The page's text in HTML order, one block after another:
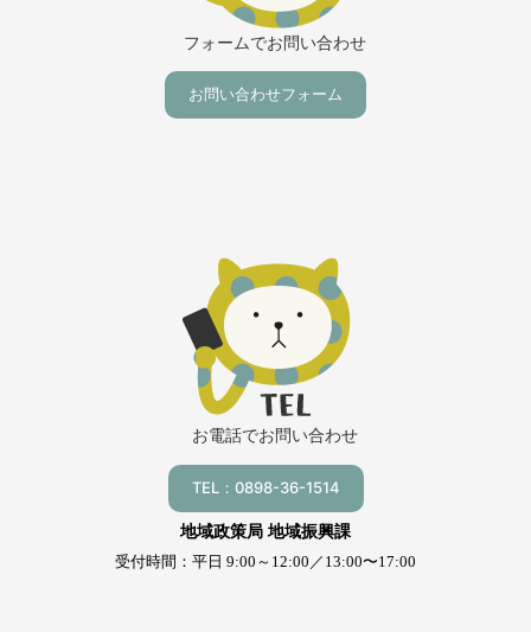
フォームでお問い合わせ
お問い合わせフォーム
お電話でお問い合わせ
TEL：0898-36-1514
地域政策局 地域振興課
受付時間：平日 9:00～12:00／13:00〜17:00